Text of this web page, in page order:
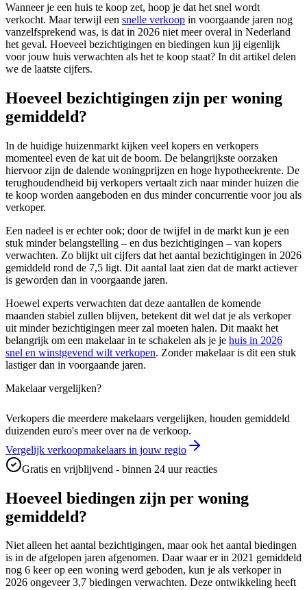
Wanneer je een huis te koop zet, hoop je dat het snel wordt
verkocht. Maar terwijl een snelle verkoop in voorgaande jaren nog
vanzelfsprekend was, is dat in 2026 niet meer overal in Nederland
het geval. Hoeveel bezichtigingen en biedingen kun jij eigenlijk
voor jouw huis verwachten als het te koop staat? In dit artikel delen
we de laatste cijfers.
Hoeveel bezichtigingen zijn per woning
gemiddeld?
In de huidige huizenmarkt kijken veel kopers en verkopers
momenteel even de kat uit de boom. De belangrijkste oorzaken
hiervoor zijn de dalende woningprijzen en hoge hypotheekrente. De
terughoudendheid bij verkopers vertaalt zich naar minder huizen die
te koop worden aangeboden en dus minder concurrentie voor jou als
verkoper.
Een nadeel is er echter ook; door de twijfel in de markt kun je een
stuk minder belangstelling – en dus bezichtigingen – van kopers
verwachten. Zo blijkt uit cijfers dat het aantal bezichtigingen in 2026
gemiddeld rond de 7,5 ligt. Dit aantal laat zien dat de markt actiever
is geworden dan in voorgaande jaren.
Hoewel experts verwachten dat deze aantallen de komende
maanden stabiel zullen blijven, betekent dit wel dat je als verkoper
uit minder bezichtigingen meer zal moeten halen. Dit maakt het
belangrijk om een makelaar in te schakelen als je je huis in 2026
snel en winstgevend wilt verkopen. Zonder makelaar is dit een stuk
lastiger dan in voorgaande jaren.
Makelaar vergelijken?
Verkopers die meerdere makelaars vergelijken, houden gemiddeld
duizenden euro's meer over na de verkoop.
Vergelijk verkoopmakelaars in jouw regio
Gratis en vrijblijvend - binnen 24 uur reacties
Hoeveel biedingen zijn per woning
gemiddeld?
Niet alleen het aantal bezichtigingen, maar ook het aantal biedingen
is in de afgelopen jaren afgenomen. Daar waar er in 2021 gemiddeld
nog 6 keer op een woning werd geboden, kun je als verkoper in
2026 ongeveer 3,7 biedingen verwachten. Deze ontwikkeling heeft